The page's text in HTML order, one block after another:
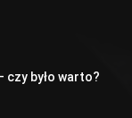
czy było warto?